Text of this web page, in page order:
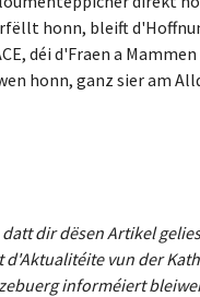
honn, bleift
déi d'Fraen a
honn, ganz sier am
dattdir dësen Artikel
d'Aktualitéite vun der
informéiert